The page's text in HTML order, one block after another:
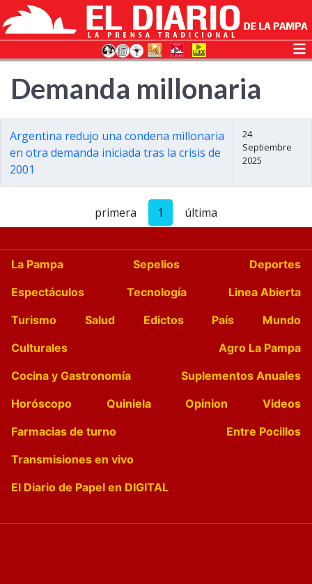
Demanda millonaria
Argentina redujo una condena millonaria
en otra demanda iniciada tras la crisis de
2001
24
Septiembre
2025
primera 1 última
La Pampa Sepelios
Deportes
Espectáculos
Tecnología
Linea Abierta
Turismo
Salud Edictos País
Mundo
Culturales
Agro La Pampa
Cocina y Gastronomía
Suplementos Anuales
Horóscopo
Quiniela Opinion
Videos
Farmacias de turno
Entre Pocillos
Transmisiones en vivo
El Diario de Papel en DIGITAL